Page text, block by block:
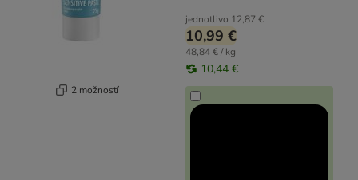
2 možností
jednotlivo 12,87 €
10,99 €
48,84 € / kg
10,44 €